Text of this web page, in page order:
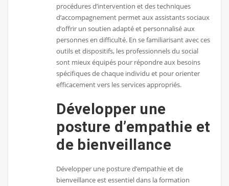
procédures d’intervention et des techniques
d’accompagnement permet aux assistants sociaux
d’offrir un soutien adapté et personnalisé aux
personnes en difficulté. En se familiarisant avec ces
outils et dispositifs, les professionnels du social
sont mieux équipés pour répondre aux besoins
spécifiques de chaque individu et pour orienter
efficacement vers les services appropriés.
Développer une
posture d’empathie et
de bienveillance
Développer une posture d’empathie et de
bienveillance est essentiel dans la formation